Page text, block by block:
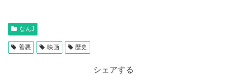
なんJ
善悪 映画 歴史
シェアする